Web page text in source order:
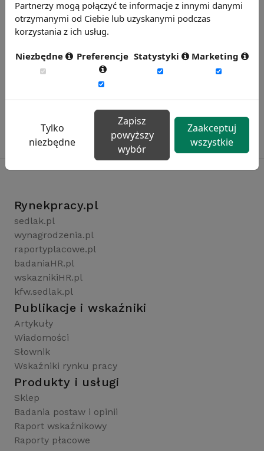
Rynekpracy.pl
sedlak.pl
wynagrodzenia.pl
raportyplacowe.pl
badaniaHR.pl
wskaznikiHR.pl
kfw.sedlak.pl
Publikacje i wskaźniki
Artykuły
Wiadomości
Słownik
Wskaźniki rynku pracy
Produkty i usługi
Sklep
Badania postaw i opinii
Raport wskaźnikowy
Raporty płacowe
Partnerzy mogą połączyć te informacje z innymi danymi
otrzymanymi od Ciebie lub uzyskanymi podczas
korzystania z ich usług.
Niezbędne Preferencje Statystyki Marketing
Tylko
niezbędne
Zapisz
powyższy
wybór
Zaakceptuj
wszystkie